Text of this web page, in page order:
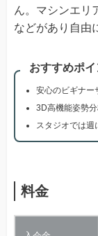
ん。マシンエリ
などがあり自由
おすすめポイ
安心のビギナー
3D高機能姿勢
スタジオでは
料金